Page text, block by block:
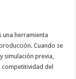
una herramienta
Cuando se
simulación previa,
del